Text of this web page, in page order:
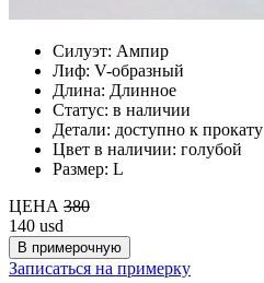
Силуэт: Ампир
Лиф: V-образный
Длина: Длинное
Статус: в наличии
Детали: доступно к прокату
Цвет в наличии: голубой
Размер: L
ЦЕНА 380
140 usd
Записаться на примерку